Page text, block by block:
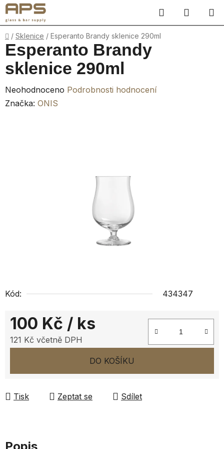
Přejít
na
obsah
Hledat
KOŠÍK
Domů
/ Sklenice / Esperanto Brandy sklenice 290ml
Kód: 434347
100 Kč / ks
121 Kč včetně DPH
DO KOŠÍKU
Tisk Zeptat se Sdílet
Esperanto Brandy
sklenice 290ml
Průměrné
hodnocení
Neohodnoceno Podrobnosti hodnocení
Značka: ONIS
Popis